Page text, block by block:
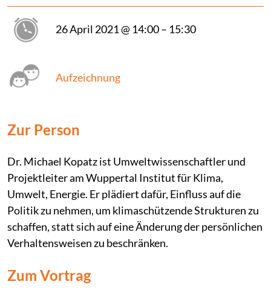
26 April 2021 @ 14:00 – 15:30
Aufzeichnung
Zur Person
Dr. Michael Kopatz ist Umweltwissenschaftler und
Projektleiter am Wuppertal Institut für Klima,
Umwelt, Energie. Er plädiert dafür, Einfluss auf die
Politik zu nehmen, um klimaschützende Strukturen zu
schaffen, statt sich auf eine Änderung der persönlichen
Verhaltensweisen zu beschränken.
Zum Vortrag